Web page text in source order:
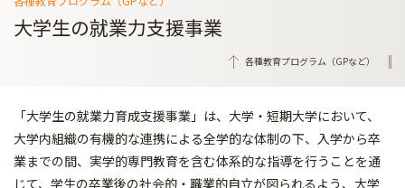
大学生の就業力支援事業
各種教育プログラム（GPなど）
「大学生の就業力育成支援事業」は、大学・短期大学において、
大学内組織の有機的な連携による全学的な体制の下、入学から卒
業までの間、実学的専門教育を含む体系的な指導を行うことを通
じて、学生の卒業後の社会的・職業的自立が図られるよう、大学